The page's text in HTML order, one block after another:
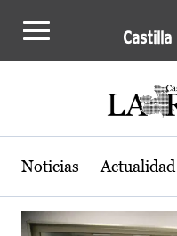
Actualidad de
Noticias